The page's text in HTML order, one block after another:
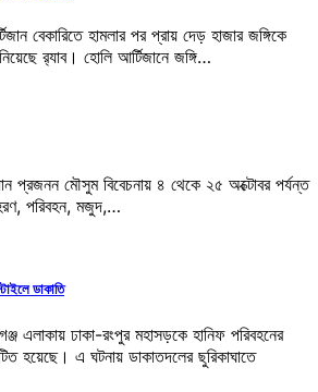
বেকারিতে হামলার পর প্রায় দেড় হাজার জঙ্গিকে
র‍্যাব। হোলি আর্টিজানে জঙ্গি…
প্রজনন মৌসুম বিবেচনায় ৪ থেকে ২৫ অক্টোবর পর্যন্ত
পরিবহন, মজুদ,…
ডাকাতি
এলাকায় ঢাকা-রংপুর মহাসড়কে হানিফ পরিবহনের
হয়েছে। এ ঘটনায় ডাকাতদলের ছুরিকাঘাতে